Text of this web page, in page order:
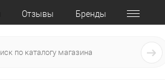
Отзывы Бренды